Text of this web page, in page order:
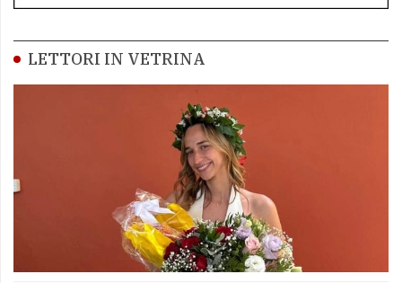
LETTORI IN VETRINA